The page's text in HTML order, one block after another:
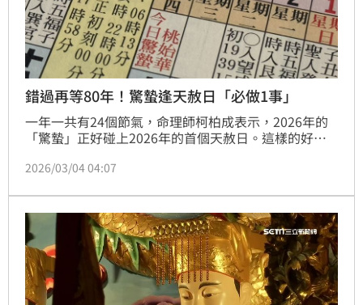
錯過再等80年！驚蟄逢天赦日「必做1事」
一年一共有24個節氣，命理師柯柏成表示，2026年的
「驚蟄」正好碰上2026年的首個天赦日。這樣的好日
了天赦日的拜拜流程，以及驚蟄逢天赦日開運方法，跟
2026/03/04 04:07